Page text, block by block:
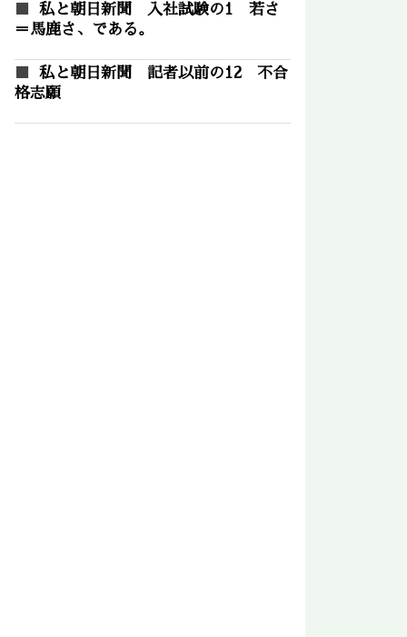
私と朝日新聞 入社試験の1 若さ
＝馬鹿さ、である。
私と朝日新聞 記者以前の12 不合
格志願